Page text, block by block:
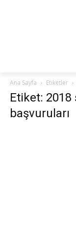
Ana Sayfa Etiketler
Etiket:
başvuruları